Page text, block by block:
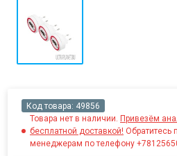
Код товара: 49856
Товара нет в наличии. Привезём
бесплатной доставкой! Обратитесь
менеджерам по телефону